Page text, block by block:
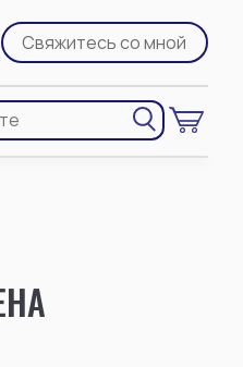
Свяжитесь со мной